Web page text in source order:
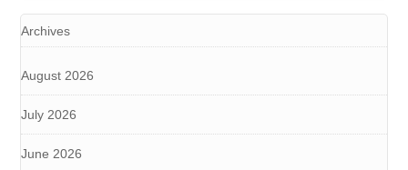
Archives
August 2026
July 2026
June 2026